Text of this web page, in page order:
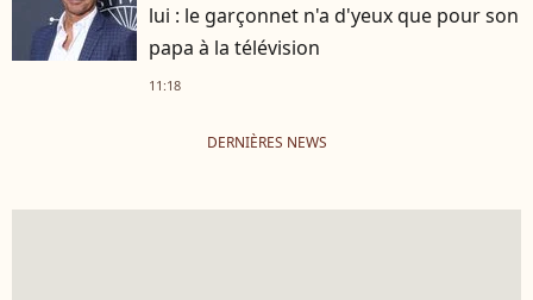
lui : le garçonnet n'a d'yeux que pour son
papa à la télévision
11:18
DERNIÈRES NEWS